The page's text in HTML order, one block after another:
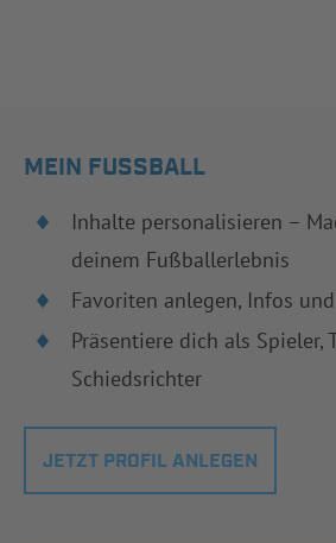
MEIN FUSSBALL
Inhalte personalisieren –
deinem Fußballerlebnis
Favoriten anlegen, Infos
Präsentiere dich als Spieler,
Schiedsrichter
JETZT PROFIL ANLEGEN